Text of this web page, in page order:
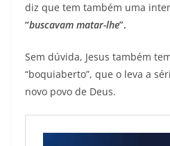
diz que tem também uma
“buscavam matar-lhe”.
Sem dúvida, Jesus também
“boquiaberto”, que o leva a
novo povo de Deus.